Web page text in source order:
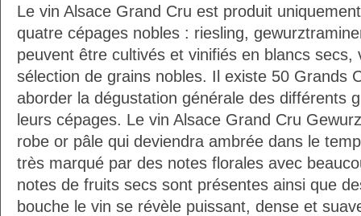
Le vin Alsace Grand Cru est produit
quatre cépages nobles : riesling,
peuvent être cultivés et vinifiés en blancs secs,
sélection de grains nobles. Il existe 50 Grands
aborder la dégustation générale des différents
leurs cépages. Le vin Alsace Grand Cru
robe or pâle qui deviendra ambrée dans le
très marqué par des notes florales avec
notes de fruits secs sont présentes ainsi que
bouche le vin se révèle puissant, dense et